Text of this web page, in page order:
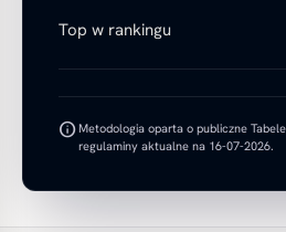
Top w rankingu
infoMetodologia oparta o publiczne
regulaminy aktualne na 16-07-2026.